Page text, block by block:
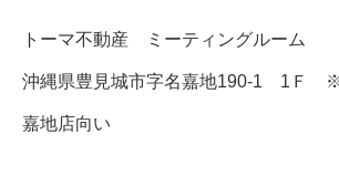
トーマ不動産 ミーティングルーム
沖縄県豊見城市字名嘉地190-1 1Ｆ ※
嘉地店向い